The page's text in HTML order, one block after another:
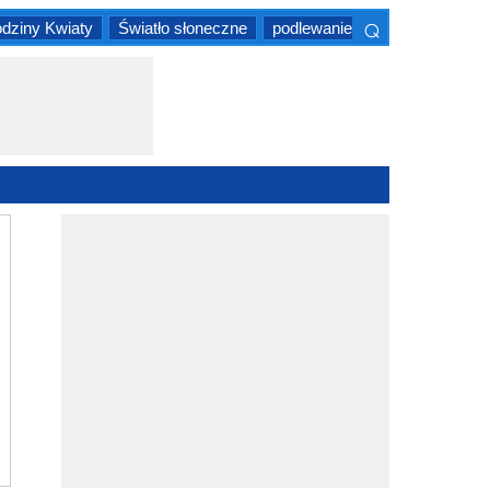
Kwiaty Światło słoneczne podlewanie Magnoliopsida
⌕